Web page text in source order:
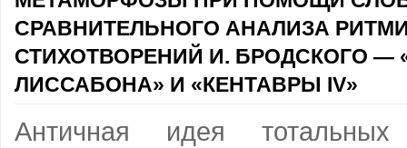
СРАВНИТЕЛЬНОГО АНАЛИЗА
СТИХОТВОРЕНИЙ И. БРОДСКОГО —
ЛИССАБОНА» И «КЕНТАВРЫ IV»
Античная идея тотальных